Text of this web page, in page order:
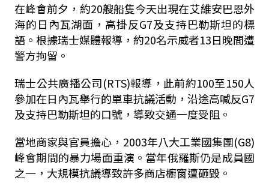
在峰會前夕，約20艘船隻今天出現在艾維安巴恩外
海的日內瓦湖面，高掛反G7及支持巴勒斯坦的標
語。根據瑞士媒體報導，約20名示威者13日晚間遭
警方拘留。
瑞士公共廣播公司(RTS)報導，此前約100至150人
參加在日內瓦舉行的單車抗議活動，沿途高喊反G7
及支持巴勒斯坦的口號，導致交通一度受阻。
當地商家與官員擔心，2003年八大工業國集團(G8)
峰會期間的暴力場面重演。當年俄羅斯仍是成員國
之一，大規模抗議導致許多商店櫥窗遭砸毀。